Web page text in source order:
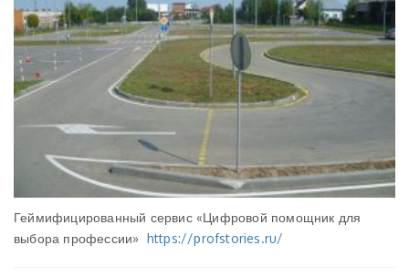
Геймифицированный сервис «Цифровой помощник для
выбора профессии» https://profstories.ru/